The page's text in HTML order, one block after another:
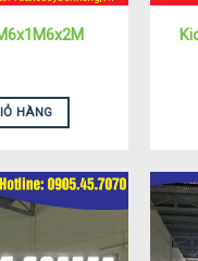
HÀNG